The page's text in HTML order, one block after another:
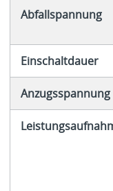
Abfallspannung
Einschaltdauer
Anzugsspannung